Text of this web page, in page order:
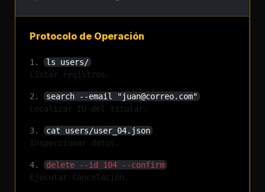
Protocolo de Operación
1.
ls users/
Listar registros.
2.
search --email "juan@correo.com"
Localizar ID del titular.
3.
cat users/user_04.json
Inspeccionar datos.
4.
delete --id 104 --confirm
Ejecutar Cancelación.